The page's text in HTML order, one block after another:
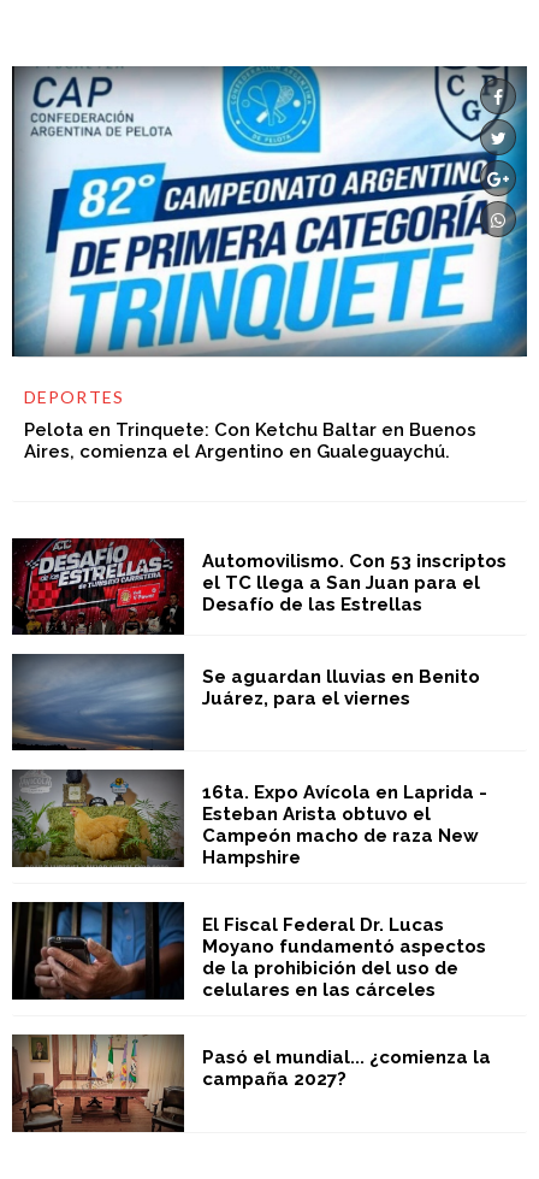
DEPORTES
Pelota en Trinquete: Con Ketchu Baltar en Buenos
Aires, comienza el Argentino en Gualeguaychú.
Automovilismo. Con 53 inscriptos
el TC llega a San Juan para el
Desafío de las Estrellas
Se aguardan lluvias en Benito
Juárez, para el viernes
16ta. Expo Avícola en Laprida -
Esteban Arista obtuvo el
Campeón macho de raza New
Hampshire
El Fiscal Federal Dr. Lucas
Moyano fundamentó aspectos
de la prohibición del uso de
celulares en las cárceles
Pasó el mundial... ¿comienza la
campaña 2027?